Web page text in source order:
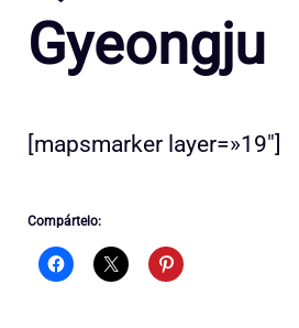
Gyeongju
[mapsmarker layer=»19″]
Compártelo: